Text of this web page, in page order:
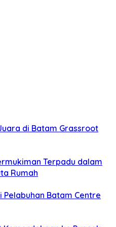
di Batam Grassroot
Terpadu dalam
Rumah
Pelabuhan Batam Centre